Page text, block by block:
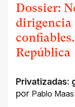
Dossier:
dirigencia
República
Privatizadas:
por Pablo Maas